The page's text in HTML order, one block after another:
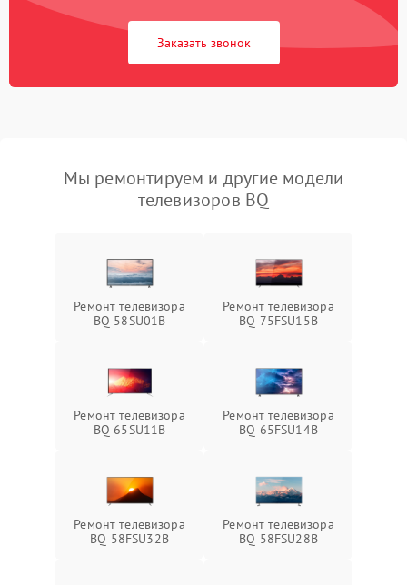
Заказать звонок
Мы ремонтируем и другие модели
телевизоров BQ
Ремонт телевизора
BQ 58SU01B
Ремонт телевизора
BQ 75FSU15B
Ремонт телевизора
BQ 65SU11B
Ремонт телевизора
BQ 65FSU14B
Ремонт телевизора
BQ 58FSU32B
Ремонт телевизора
BQ 58FSU28B